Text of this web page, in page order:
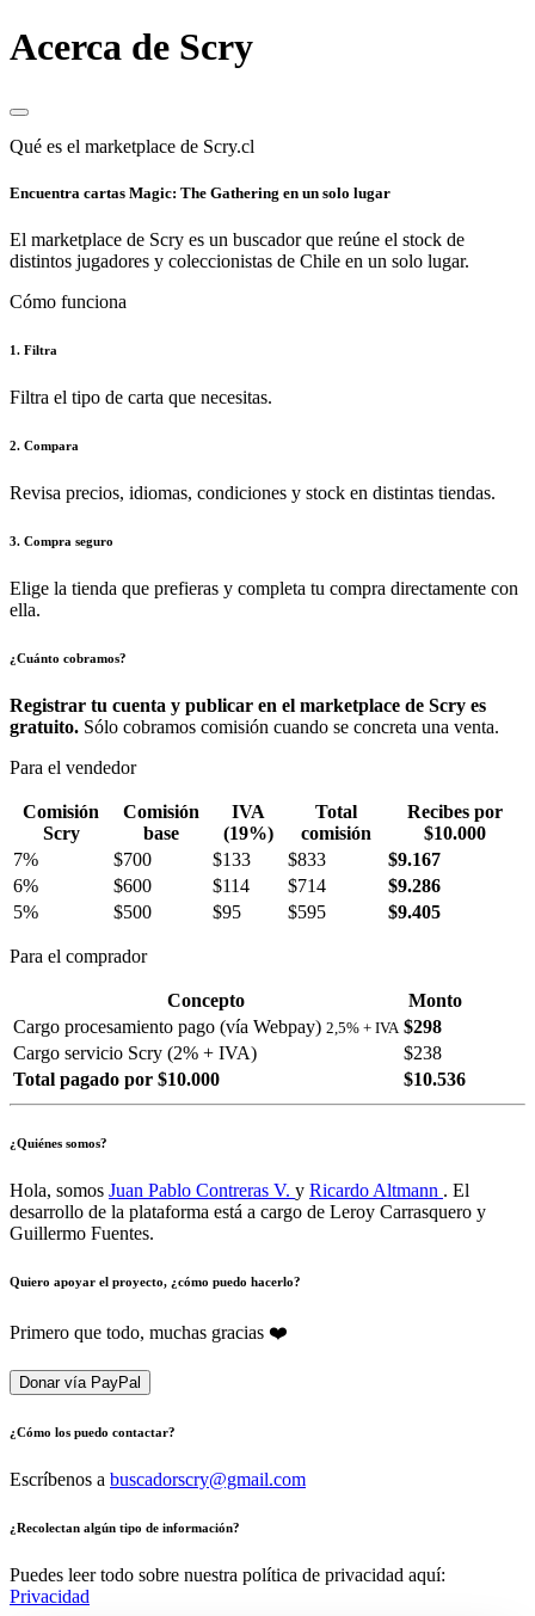
Acerca de Scry
Qué es el marketplace de Scry.cl
Encuentra cartas Magic: The Gathering en un solo lugar
El marketplace de Scry es un buscador que reúne el stock de
distintos jugadores y coleccionistas de Chile en un solo lugar.
Cómo funciona
1. Filtra
Filtra el tipo de carta que necesitas.
2. Compara
Revisa precios, idiomas, condiciones y stock en distintas tiendas.
3. Compra seguro
Elige la tienda que prefieras y completa tu compra directamente con
ella.
¿Cuánto cobramos?
Registrar tu cuenta y publicar en el marketplace de Scry es
gratuito. Sólo cobramos comisión cuando se concreta una venta.
Para el vendedor
Comisión
Scry
Comisión
base
IVA
(19%)
Total
comisión
Recibes por
$10.000
7%
$700 $133 $833
$9.167
6%
$600 $114 $714
$9.286
5%
$500 $95 $595 $9.405
Para el comprador
Concepto
Monto
Cargo procesamiento pago (vía Webpay) 2,5% + IVA $298
Cargo servicio Scry (2% + IVA)
$238
Total pagado por $10.000
$10.536
¿Quiénes somos?
Hola, somos Juan Pablo Contreras V. y Ricardo Altmann . El
desarrollo de la plataforma está a cargo de Leroy Carrasquero y
Guillermo Fuentes.
Quiero apoyar el proyecto, ¿cómo puedo hacerlo?
Primero que todo, muchas gracias ❤️
Donar vía PayPal
¿Cómo los puedo contactar?
Escríbenos a buscadorscry@gmail.com
¿Recolectan algún tipo de información?
Puedes leer todo sobre nuestra política de privacidad aquí:
Privacidad